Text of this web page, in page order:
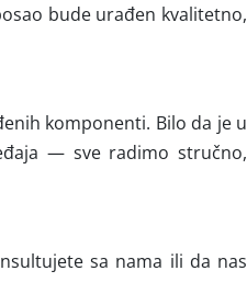
bude urađen kvalitetno,
komponenti. Bilo da je u
— sve radimo stručno,
sa nama ili da nas